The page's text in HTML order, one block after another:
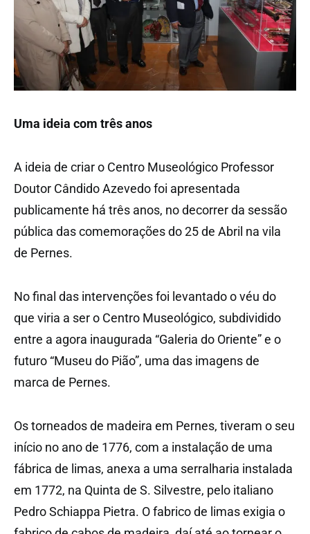
Uma ideia com três anos
A ideia de criar o Centro Museológico Professor
Doutor Cândido Azevedo foi apresentada
publicamente há três anos, no decorrer da sessão
pública das comemorações do 25 de Abril na vila
de Pernes.
No final das intervenções foi levantado o véu do
que viria a ser o Centro Museológico, subdividido
entre a agora inaugurada “Galeria do Oriente” e o
futuro “Museu do Pião”, uma das imagens de
marca de Pernes.
Os torneados de madeira em Pernes, tiveram o seu
início no ano de 1776, com a instalação de uma
fábrica de limas, anexa a uma serralharia instalada
em 1772, na Quinta de S. Silvestre, pelo italiano
Pedro Schiappa Pietra. O fabrico de limas exigia o